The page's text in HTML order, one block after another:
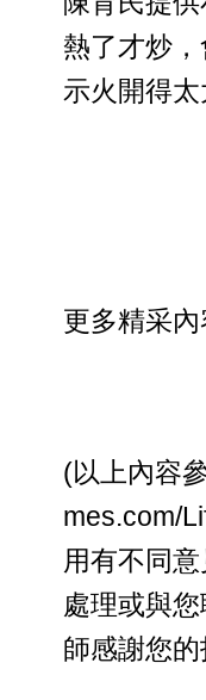
熱了才炒
示火開得
更多精采
(以上內容
mes.com/
用有不同
處理或與
師感謝您